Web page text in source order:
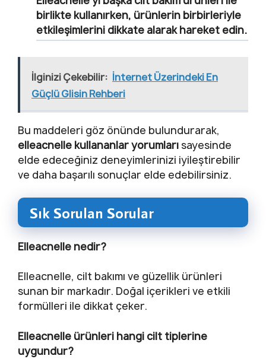
birlikte kullanırken, ürünlerin birbirleriyle
etkileşimlerini dikkate alarak hareket edin.
İlginizi Çekebilir: İnternet Üzerindeki En
Güçlü Glisin Rehberi
Bu maddeleri göz önünde bulundurarak,
elleacnelle kullananlar yorumları sayesinde
elde edeceğiniz deneyimlerinizi iyileştirebilir
ve daha başarılı sonuçlar elde edebilirsiniz.
Sık Sorulan Sorular
Elleacnelle nedir?
Elleacnelle, cilt bakımı ve güzellik ürünleri
sunan bir markadır. Doğal içerikleri ve etkili
formülleri ile dikkat çeker.
Elleacnelle ürünleri hangi cilt tiplerine
uygundur?